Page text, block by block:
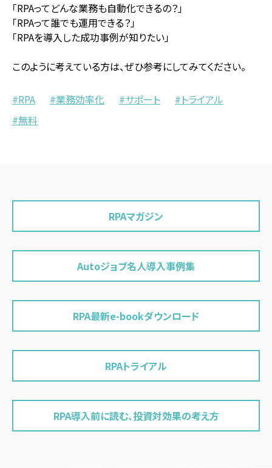
「RPAってどんな業務も自動化できるの？」
「RPAって誰でも運用できる？」
「RPAを導入した成功事例が知りたい」
このように考えている方は、ぜひ参考にしてみてください。
RPA 業務効率化 サポート
トライアル
無料
RPAマガジン
Autoジョブ名人導入事例集
RPA最新e-bookダウンロード
RPAトライアル
RPA導入前に読む、投資対効果の考え方